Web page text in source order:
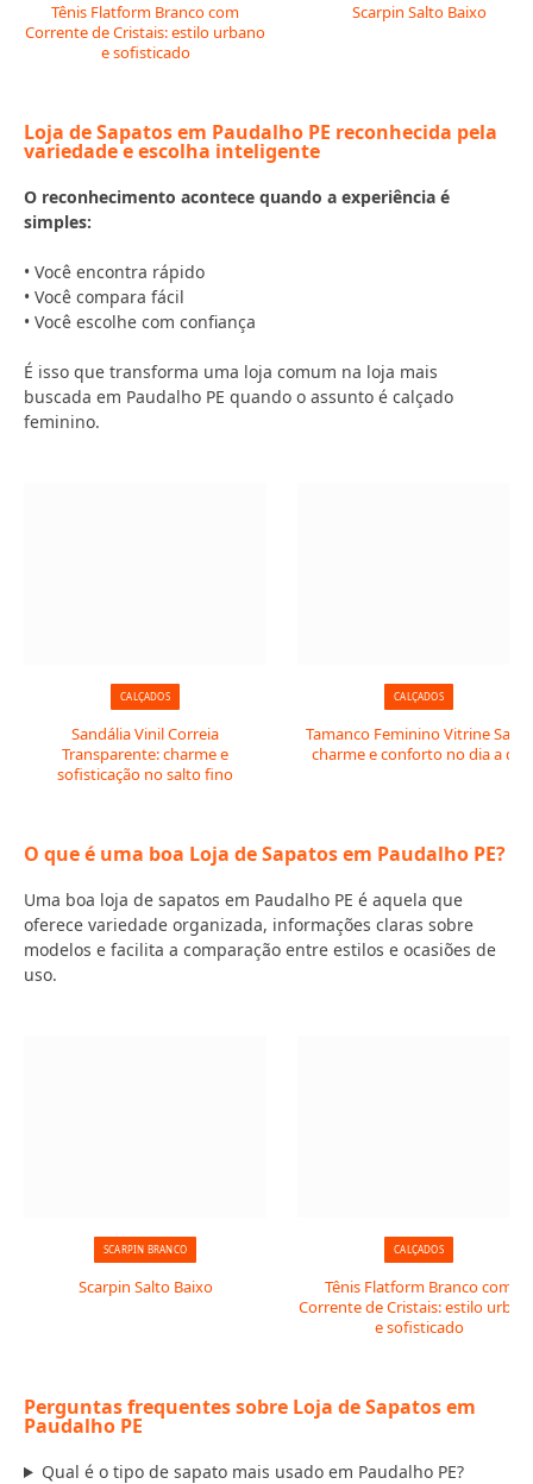
Tênis Flatform Branco com
Corrente de Cristais: estilo urbano
e sofisticado
Scarpin Salto Baixo
Loja de Sapatos em Paudalho PE reconhecida pela
variedade e escolha inteligente
O reconhecimento acontece quando a experiência é
simples:
• Você encontra rápido
• Você compara fácil
• Você escolhe com confiança
É isso que transforma uma loja comum na loja mais
buscada em Paudalho PE quando o assunto é calçado
feminino.
CALÇADOS
Sandália Vinil Correia
Transparente: charme e
sofisticação no salto fino
CALÇADOS
Tamanco Feminino Vitrine Salto:
charme e conforto no dia a dia
O que é uma boa Loja de Sapatos em Paudalho PE?
Uma boa loja de sapatos em Paudalho PE é aquela que
oferece variedade organizada, informações claras sobre
modelos e facilita a comparação entre estilos e ocasiões de
uso.
SCARPIN BRANCO
Scarpin Salto Baixo
CALÇADOS
Tênis Flatform Branco com
Corrente de Cristais: estilo
e sofisticado
Perguntas frequentes sobre Loja de Sapatos em
Paudalho PE
Qual é o tipo de sapato mais usado em Paudalho PE?